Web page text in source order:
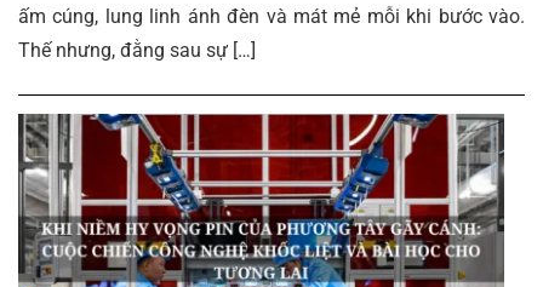
ấm cúng, lung linh ánh đèn và mát mẻ mỗi khi bước vào.
Thế nhưng, đằng sau sự […]